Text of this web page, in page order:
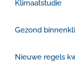
Klimaatstudie
Gezond
Nieuwe regels